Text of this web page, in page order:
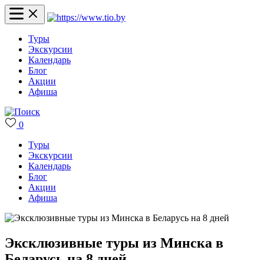
Туры
Экскурсии
Календарь
Блог
Акции
Афиша
0
Туры
Экскурсии
Календарь
Блог
Акции
Афиша
Эксклюзивные туры из Минска в